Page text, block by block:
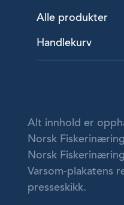
Alle produkter
Handlekurv
Alt innhold er
Norsk
Norsk
Varsom-plakatens
presseskikk.